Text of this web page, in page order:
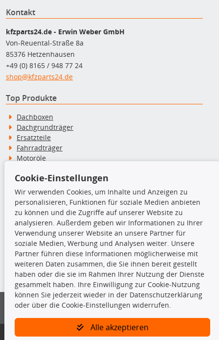
Kontakt
kfzparts24.de - Erwin Weber GmbH
Von-Reuental-Straße 8a
85376 Hetzenhausen
+49 (0) 8165 / 948 77 24
shop@kfzparts24.de
Top Produkte
Dachboxen
Dachgrundträger
Ersatzteile
Fahrradträger
Motoröle
Schneeketten
TecDoc Inside
Die hier angezeigten Daten insbesondere die gesamte Datenbank dürfen
nicht kopiert werden.
Es ist zu unterlassen, die Daten oder die gesamte Datenbank ohne
vorherige Zustimmung von TecDoc zu vervielfältigen, zu verbreiten
und/oder diese Handlungen durch Dritte ausführen zu lassen. Ein
Bitte prüfen Sie, ob das über unseren Onlineshop identifizierte Ersatzteil
Cookie-Einstellungen
Wir verwenden Cookies, um Inhalte und Anzeigen zu
personalisieren, Funktionen für soziale Medien anbieten
zu können und die Zugriffe auf unserer Website zu
analysieren. Außerdem geben wir Informationen zu Ihrer
Verwendung unserer Website an unsere Partner für
soziale Medien, Werbung und Analysen weiter. Unsere
Partner führen diese Informationen möglicherweise mit
weiteren Daten zusammen, die Sie ihnen bereit gestellt
haben oder die sie im Rahmen Ihrer Nutzung der Dienste
gesammelt haben. Ihre Einwilligung zur Cookie-Nutzung
können Sie jederzeit wieder in der Datenschutzerklärung
oder über die Cookie-Einstellungen widerrufen.
Alle akzeptieren